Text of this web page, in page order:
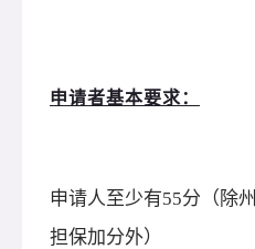
申请者基本要求：
申请人至少有55分（除州
担保加分外）